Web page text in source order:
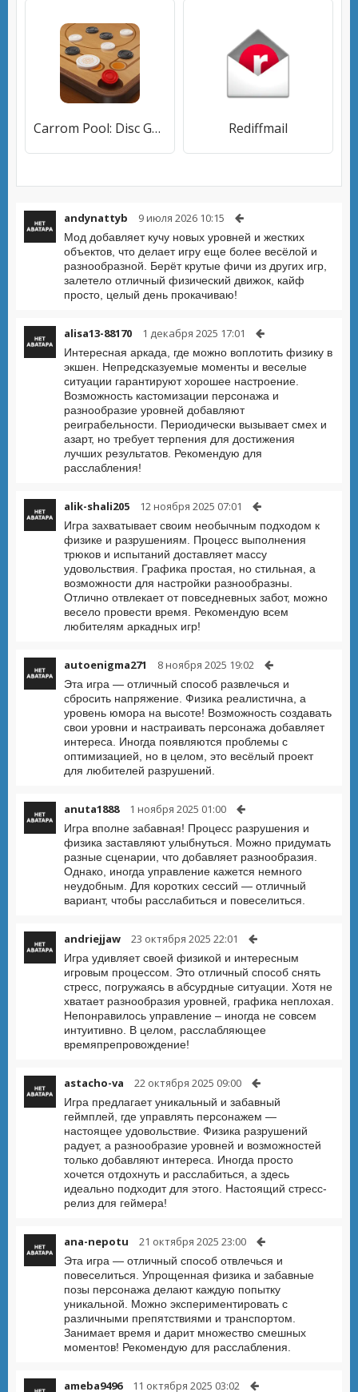
Carrom Pool: Disc Game Rediffmail
andynattyb 9 июля 2026 10:15
Мод добавляет кучу новых уровней и жестких
объектов, что делает игру еще более весёлой и
разнообразной. Берёт крутые фичи из других игр,
залетело отличный физический движок, кайф
просто, целый день прокачиваю!
alisa13-88170 1 декабря 2025 17:01
Интересная аркада, где можно воплотить физику в
экшен. Непредсказуемые моменты и веселые
ситуации гарантируют хорошее настроение.
Возможность кастомизации персонажа и
разнообразие уровней добавляют
реиграбельности. Периодически вызывает смех и
азарт, но требует терпения для достижения
лучших результатов. Рекомендую для
расслабления!
alik-shali205 12 ноября 2025 07:01
Игра захватывает своим необычным подходом к
физике и разрушениям. Процесс выполнения
трюков и испытаний доставляет массу
удовольствия. Графика простая, но стильная, а
возможности для настройки разнообразны.
Отлично отвлекает от повседневных забот, можно
весело провести время. Рекомендую всем
любителям аркадных игр!
autoenigma271 8 ноября 2025 19:02
Эта игра — отличный способ развлечься и
сбросить напряжение. Физика реалистична, а
уровень юмора на высоте! Возможность создавать
свои уровни и настраивать персонажа добавляет
интереса. Иногда появляются проблемы с
оптимизацией, но в целом, это весёлый проект
для любителей разрушений.
anuta1888 1 ноября 2025 01:00
Игра вполне забавная! Процесс разрушения и
физика заставляют улыбнуться. Можно придумать
разные сценарии, что добавляет разнообразия.
Однако, иногда управление кажется немного
неудобным. Для коротких сессий — отличный
вариант, чтобы расслабиться и повеселиться.
andriejjaw 23 октября 2025 22:01
Игра удивляет своей физикой и интересным
игровым процессом. Это отличный способ снять
стресс, погружаясь в абсурдные ситуации. Хотя не
хватает разнообразия уровней, графика неплохая.
Непонравилось управление – иногда не совсем
интуитивно. В целом, расслабляющее
времяпрепровождение!
astacho-va 22 октября 2025 09:00
Игра предлагает уникальный и забавный
геймплей, где управлять персонажем —
настоящее удовольствие. Физика разрушений
радует, а разнообразие уровней и возможностей
только добавляют интереса. Иногда просто
хочется отдохнуть и расслабиться, а здесь
идеально подходит для этого. Настоящий стресс-
релиз для геймера!
ana-nepotu 21 октября 2025 23:00
Эта игра — отличный способ отвлечься и
повеселиться. Упрощенная физика и забавные
позы персонажа делают каждую попытку
уникальной. Можно экспериментировать с
различными препятствиями и транспортом.
Занимает время и дарит множество смешных
моментов! Рекомендую для расслабления.
ameba9496 11 октября 2025 03:02